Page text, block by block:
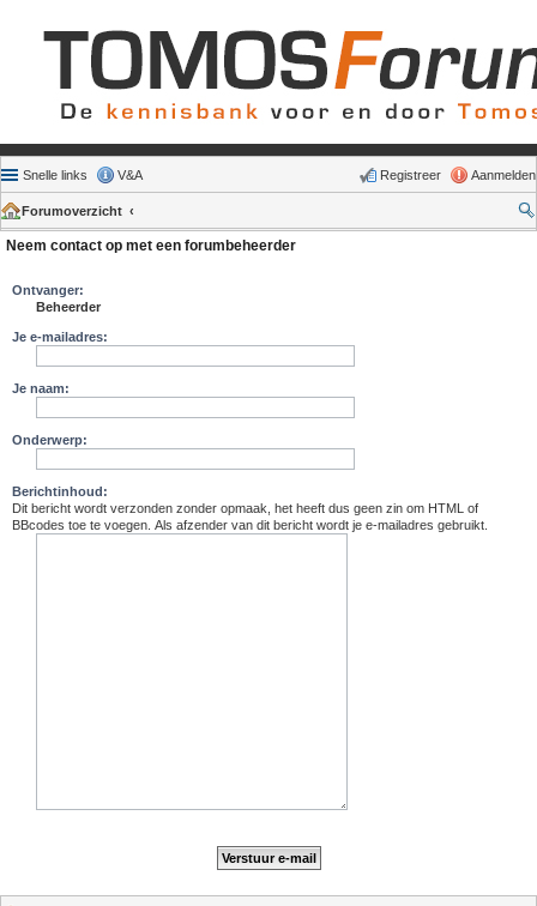
Snelle links V&A Aanmelden
Registreer
Forumoverzicht
Neem contact op met een forumbeheerder
Ontvanger:
Beheerder
Je e-mailadres:
Je naam:
Onderwerp:
Berichtinhoud:
Dit bericht wordt verzonden zonder opmaak, het heeft dus geen zin om HTML of
BBcodes toe te voegen. Als afzender van dit bericht wordt je e-mailadres gebruikt.